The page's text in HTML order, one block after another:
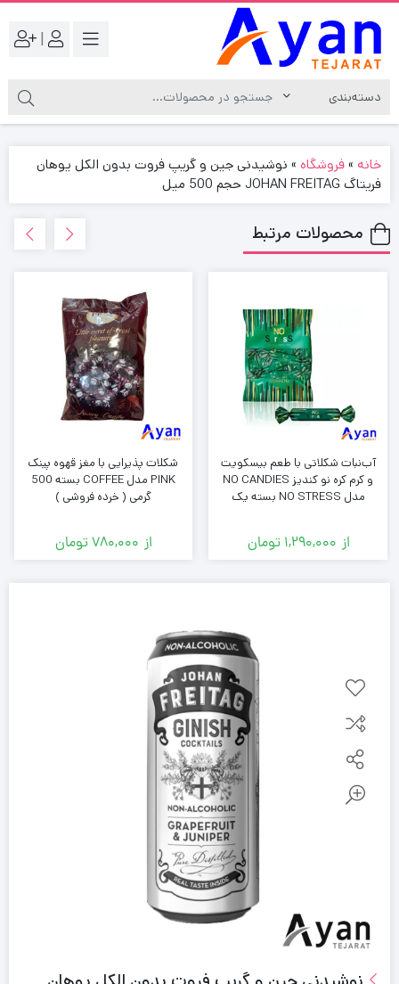
|
خانه »فروشگاه » نوشیدنی جین و گریپ فروت بدون الکل یوهان
فریتاگ JOHAN FREITAG حجم 500 میل
محصولات مرتبط
آب‌نبات شکلاتی با طعم بیسکویت
و کرم کره نو کندیز NO CANDIES
مدل NO STRESS بسته یک
از 1,290,000 تومان
شکلات پذیرایی با مغز قهوه پینک
PINK مدل COFFEE بسته 500
گرمی ( خرده فروشی )
از 780,000تومان